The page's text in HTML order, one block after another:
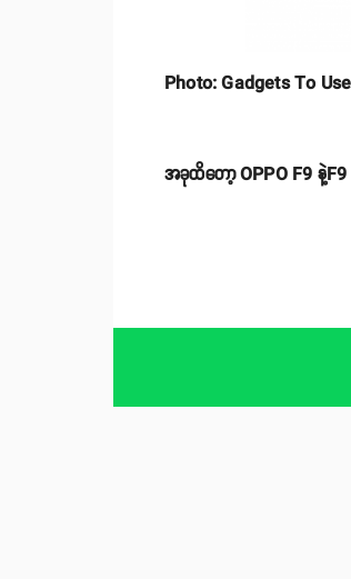
Photo: Gadgets To Use
အခုထိတော့ OPPO F9 နဲ့